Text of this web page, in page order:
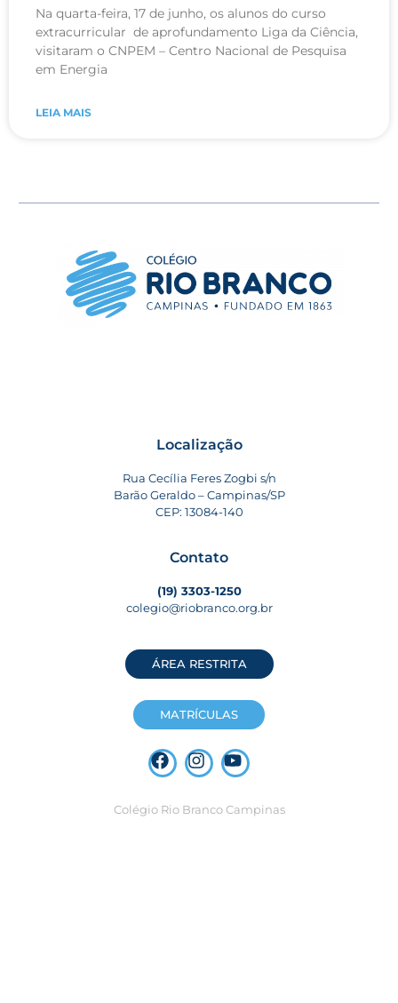
Na quarta-feira, 17 de junho, os alunos do curso
extracurricular de aprofundamento Liga da Ciência,
visitaram o CNPEM – Centro Nacional de Pesquisa
em Energia
LEIA MAIS
Localização
Rua Cecília Feres Zogbi s/n
Barão Geraldo – Campinas/SP
CEP: 13084-140
Contato
(19) 3303-1250
colegio@riobranco.org.br
ÁREA RESTRITA
MATRÍCULAS
Colégio Rio Branco Campinas